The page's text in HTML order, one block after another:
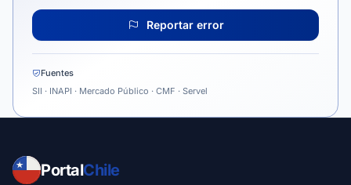
Reportar error
Fuentes
SII · INAPI · Mercado Público · CMF · Servel
PortalChile